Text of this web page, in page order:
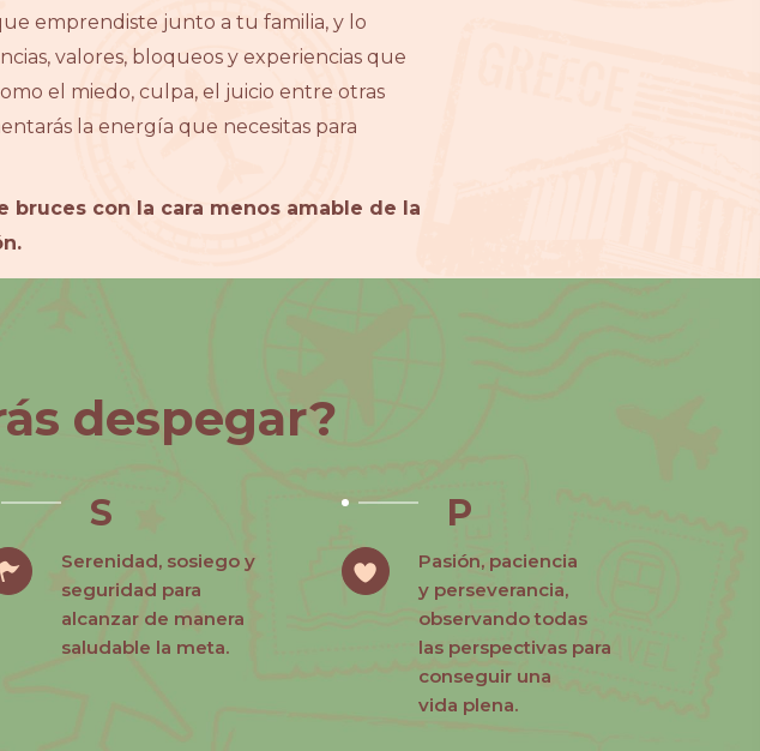
emprendiste junto a tu familia, y lo
valores, bloqueos y experiencias que
el miedo, culpa, el juicio entre otras
la energía que necesitas para
bruces con la cara menos amable de la
despegar?
S
Serenidad, sosiego y
seguridad para
alcanzar de manera
saludable la meta.
P
Pasión, paciencia
y perseverancia,
observando todas
las perspectivas para
conseguir una
vida plena.